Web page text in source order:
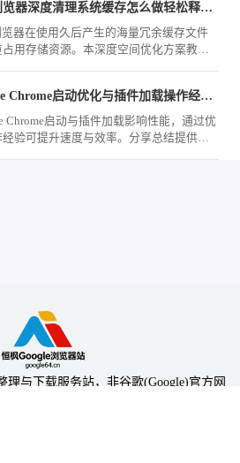
vivo浏览器深度清理系统缓存怎么做轻松释放几G空间
器在使用久后产生的海量冗余缓存文件
占用存储资源。本深度空间优化方案教您
Google Chrome启动优化与插件加载操作经验分享
Chrome启动与插件加载影响性能，通过优
经验可提升速度与效率。分享总结提供实
理与下载服务站，非谷歌(Google)官方网